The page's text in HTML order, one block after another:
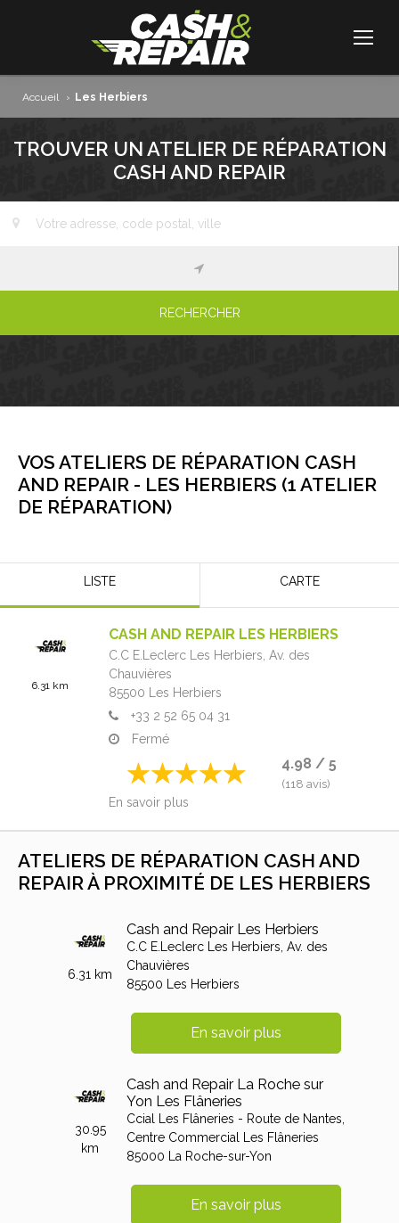
Accueil › Les Herbiers
TROUVER UN ATELIER DE RÉPARATION
CASH AND REPAIR
RECHERCHER
VOS ATELIERS DE RÉPARATION CASH
AND REPAIR - LES HERBIERS (1 ATELIER
DE RÉPARATION)
LISTE CARTE
6.31 km
CASH AND REPAIR LES HERBIERS
C.C E.Leclerc Les Herbiers, Av. des
Chauvières
85500 Les Herbiers
+33 2 52 65 04 31
Fermé
4.98 / 5
(118 avis)
En savoir plus
ATELIERS DE RÉPARATION CASH AND
REPAIR À PROXIMITÉ DE LES HERBIERS
6.31 km
Cash and Repair Les Herbiers
C.C E.Leclerc Les Herbiers,Av. des
Chauvières
85500 Les Herbiers
En savoir plus
30.95
km
Cash and Repair La Roche sur
Yon Les Flâneries
Ccial Les Flâneries - Route de Nantes,
Centre Commercial Les Flâneries
85000 La Roche-sur-Yon
En savoir plus